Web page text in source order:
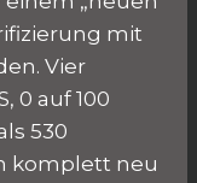
mit
Vier
0 auf 100
530
komplett neu